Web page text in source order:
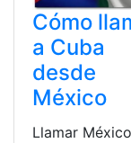
Cómo
a Cuba
desde
México
Llamar